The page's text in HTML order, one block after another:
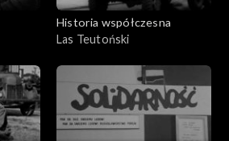
Historia współczesna
Las Teutoński